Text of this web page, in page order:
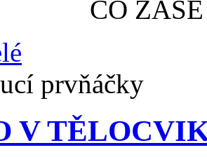
CO
prvňáčky
V